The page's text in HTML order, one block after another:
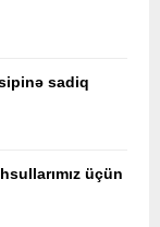
sadiq
üçün